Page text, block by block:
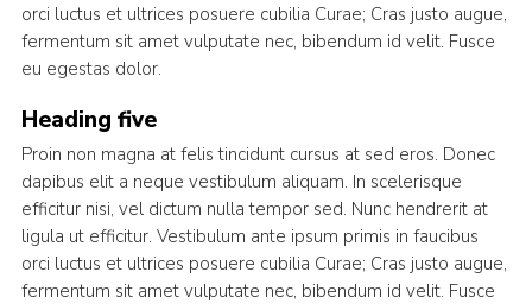
orci luctus et ultrices posuere cubilia Curae; Cras justo augue,
fermentum sit amet vulputate nec, bibendum id velit. Fusce
eu egestas dolor.
Heading five
Proin non magna at felis tincidunt cursus at sed eros. Donec
dapibus elit a neque vestibulum aliquam. In scelerisque
efficitur nisi, vel dictum nulla tempor sed. Nunc hendrerit at
ligula ut efficitur. Vestibulum ante ipsum primis in faucibus
orci luctus et ultrices posuere cubilia Curae; Cras justo augue,
fermentum sit amet vulputate nec, bibendum id velit. Fusce